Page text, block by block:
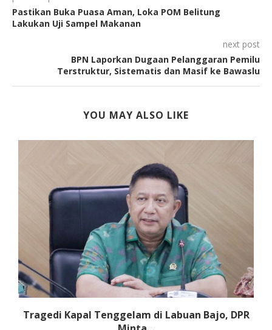
Pastikan Buka Puasa Aman, Loka POM Belitung
Lakukan Uji Sampel Makanan
next post
BPN Laporkan Dugaan Pelanggaran Pemilu
Terstruktur, Sistematis dan Masif ke Bawaslu
YOU MAY ALSO LIKE
Tragedi Kapal Tenggelam di Labuan Bajo, DPR